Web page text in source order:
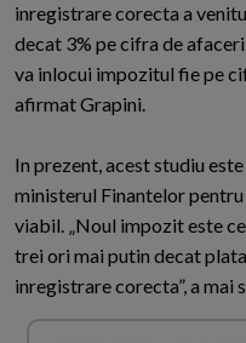
inregistrare corecta a
decat 3% pe cifra de
va inlocui impozitul fie pe
afirmat Grapini.
In prezent, acest studiu
ministerul Finantelor pentru
viabil. „Noul impozit este
trei ori mai putin decat
inregistrare corecta”, a mai